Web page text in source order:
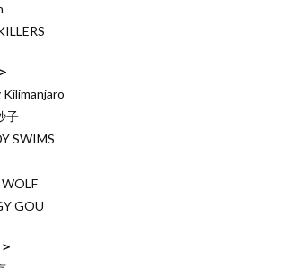
子
SWIMS
GOU